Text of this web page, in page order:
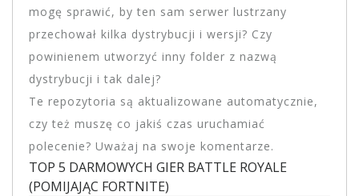
mogę sprawić, by ten sam serwer lustrzany
przechował kilka dystrybucji i wersji? Czy
powinienem utworzyć inny folder z nazwą
dystrybucji i tak dalej?
Te repozytoria są aktualizowane automatycznie,
czy też muszę co jakiś czas uruchamiać
polecenie? Uważaj na swoje komentarze.
TOP 5 DARMOWYCH GIER BATTLE ROYALE
(POMIJAJĄC FORTNITE)